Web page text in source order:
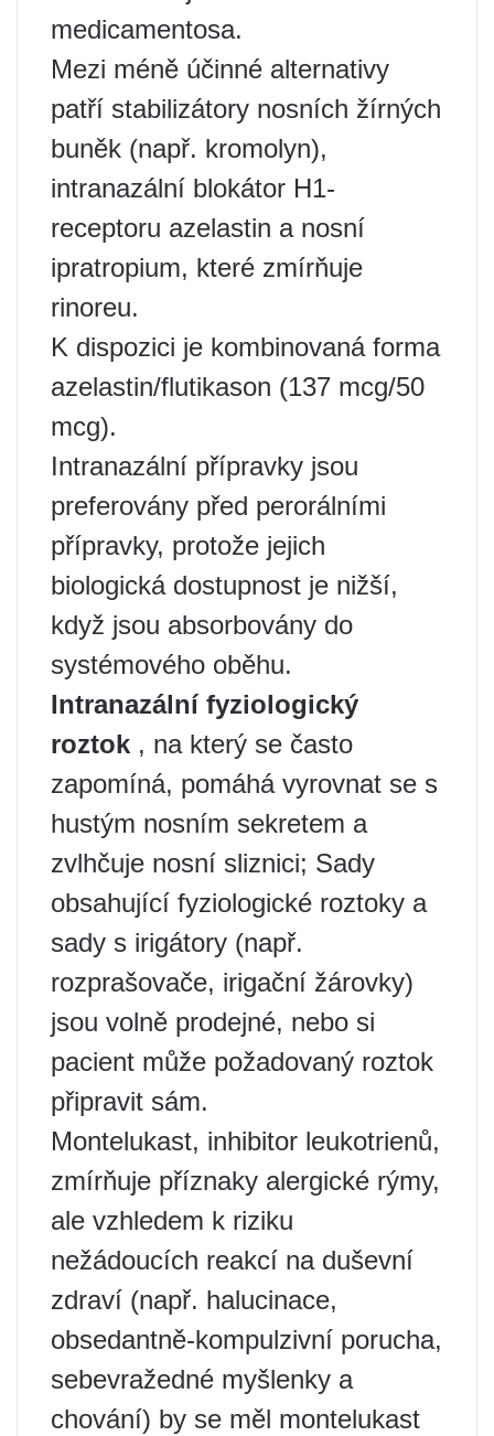
medicamentosa.
Mezi méně účinné alternativy
patří stabilizátory nosních žírných
buněk (např. kromolyn),
intranazální blokátor H1-
receptoru azelastin a nosní
ipratropium, které zmírňuje
rinoreu.
K dispozici je kombinovaná forma
azelastin/flutikason (137 mcg/50
mcg).
Intranazální přípravky jsou
preferovány před perorálními
přípravky, protože jejich
biologická dostupnost je nižší,
když jsou absorbovány do
systémového oběhu.
Intranazální fyziologický
roztok , na který se často
zapomíná, pomáhá vyrovnat se s
hustým nosním sekretem a
zvlhčuje nosní sliznici; Sady
obsahující fyziologické roztoky a
sady s irigátory (např.
rozprašovače, irigační žárovky)
jsou volně prodejné, nebo si
pacient může požadovaný roztok
připravit sám.
Montelukast, inhibitor leukotrienů,
zmírňuje příznaky alergické rýmy,
ale vzhledem k riziku
nežádoucích reakcí na duševní
zdraví (např. halucinace,
obsedantně-kompulzivní porucha,
sebevražedné myšlenky a
chování) by se měl montelukast